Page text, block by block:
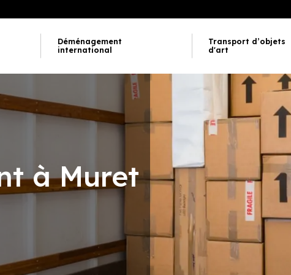
Déménagement
international
Transport d’objets
d'art
à Muret